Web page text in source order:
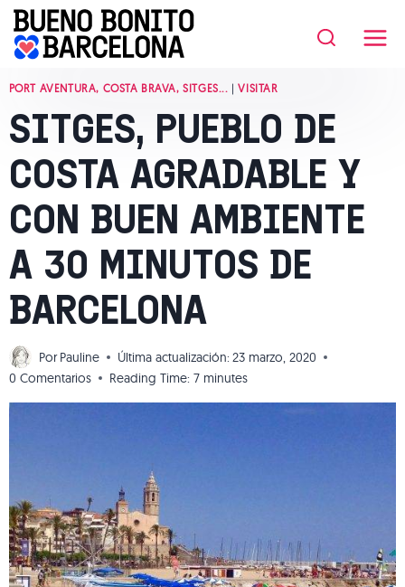
Saltar
contenido
PORT AVENTURA, COSTA BRAVA, SITGES... |VISITAR
SITGES, PUEBLO DE
COSTA AGRADABLE Y
CON BUEN AMBIENTE
A 30 MINUTOS DE
BARCELONA
Por Pauline Última actualización: 23 marzo, 2020
0 Comentarios
Reading Time: 7 minutes